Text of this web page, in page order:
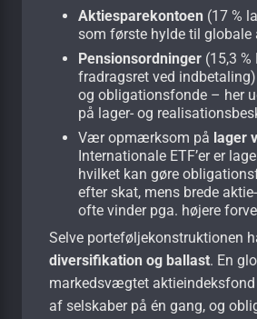
Aktiesparekontoen (17 %
som første hylde til globale
Pensionsordninger (15,3 %
fradragsret ved
og obligationsfonde – her
på lager- og
Vær opmærksom på lager
Internationale ETF’er er
hvilket kan gøre
efter skat, mens brede
ofte vinder pga. højere
Selve porteføljekonstruktionen
diversifikation og ballast. En
markedsvægtet
af selskaber på én gang, og